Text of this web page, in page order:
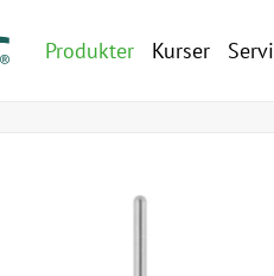
Produkter Kurser